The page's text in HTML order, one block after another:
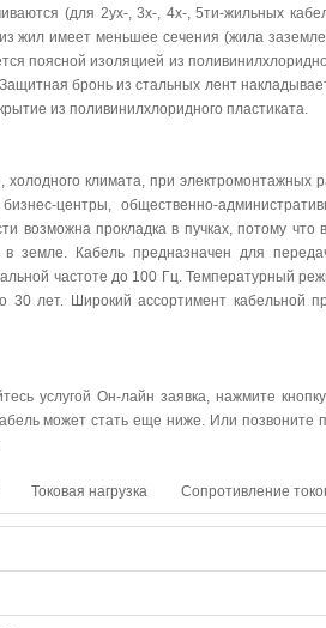
(для 2ух-, 3х-, 4х-, 5ти-жильных
жил имеет меньшее сечения (жила
поясной изоляцией из
бронь из стальных лент
из поливинилхлоридного пластиката.
климата, при электромонтажных
центры, общественно-
возможна прокладка в пучках, потому что
Кабель предназначен для
частоте до 100 Гц. Температурный
30 лет. Широкий ассортимент кабельной
услугой Он-лайн заявка, нажмите
может стать еще ниже. Или позвоните
Токовая нагрузка Сопротивление